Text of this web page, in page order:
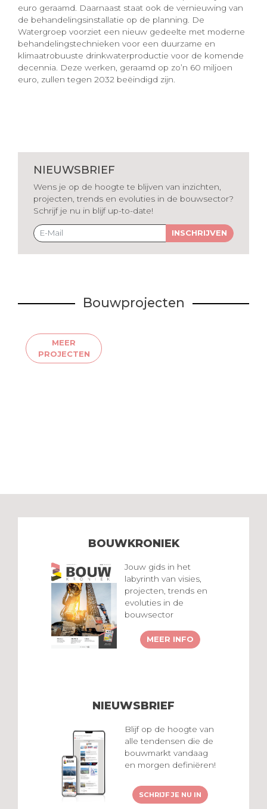
euro geraamd. Daarnaast staat ook de vernieuwing van
de behandelingsinstallatie op de planning. De
Watergroep voorziet een nieuw gedeelte met moderne
behandelingstechnieken voor een duurzame en
klimaatrobuuste drinkwaterproductie voor de komende
decennia. Deze werken, geraamd op zo’n 60 miljoen
euro, zullen tegen 2032 beëindigd zijn.
NIEUWSBRIEF
Wens je op de hoogte te blijven van inzichten,
projecten, trends en evoluties in de bouwsector?
Schrijf je nu in blijf up-to-date!
INSCHRIJVEN
Bouwprojecten
MEER
PROJECTEN
BOUWKRONIEK
Jouw gids in het
labyrinth van visies,
projecten, trends en
evoluties in de
bouwsector
MEER INFO
NIEUWSBRIEF
Blijf op de hoogte van
alle tendensen die de
bouwmarkt vandaag
en morgen definiëren!
SCHRIJF JE NU IN